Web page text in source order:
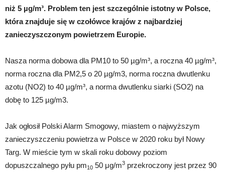
niż 5 µg/m³. Problem ten jest szczególnie istotny w Polsce,
która znajduje się w czołówce krajów z najbardziej
zanieczyszczonym powietrzem Europie.
Nasza norma dobowa dla PM10 to 50 µg/m³, a roczna 40 µg/m³,
norma roczna dla PM2,5 o 20 µg/m3, norma roczna dwutlenku
azotu (NO2) to 40 µg/m³, a norma dwutlenku siarki (SO2) na
dobę to 125 µg/m3.
Jak ogłosił Polski Alarm Smogowy, miastem o najwyższym
zanieczyszczeniu powietrza w Polsce w 2020 roku był Nowy
Targ. W mieście tym w skali roku dobowy poziom
dopuszczalnego pyłu pm10 50 μg/m3 przekroczony jest przez 90